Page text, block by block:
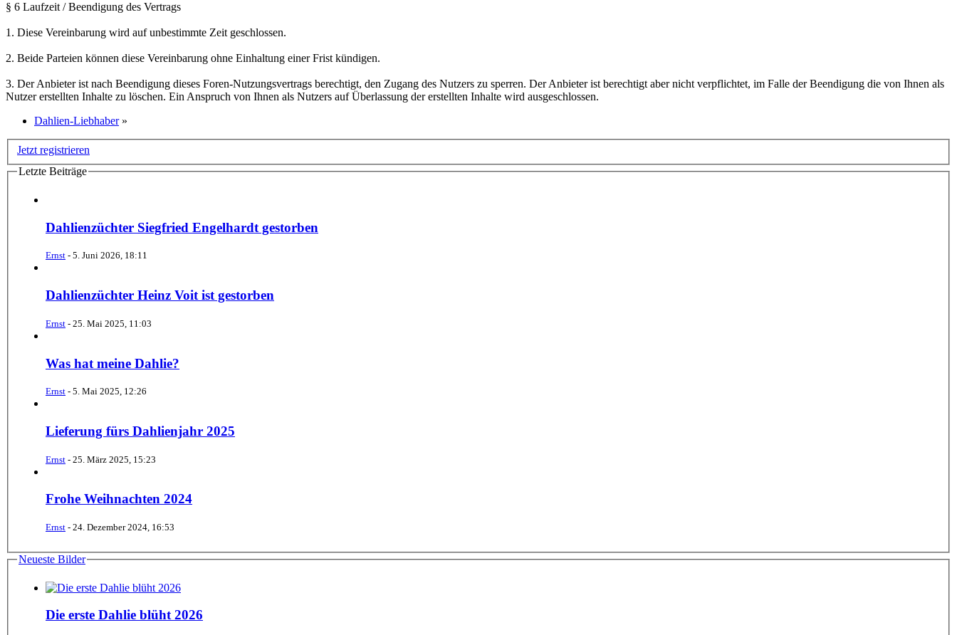
§ 6 Laufzeit / Beendigung des Vertrags
1. Diese Vereinbarung wird auf unbestimmte Zeit geschlossen.
2. Beide Parteien können diese Vereinbarung ohne Einhaltung einer Frist kündigen.
3. Der Anbieter ist nach Beendigung dieses Foren-Nutzungsvertrags berechtigt, den Zugang des Nutzers zu sperren. Der Anbieter ist berechtigt aber nicht verpflichtet, im Falle der Beendigung die von Ihnen als
Nutzer erstellten Inhalte zu löschen. Ein Anspruch von Ihnen als Nutzers auf Überlassung der erstellten Inhalte wird ausgeschlossen.
Dahlien-Liebhaber »
Jetzt registrieren
Letzte Beiträge
Dahlienzüchter Siegfried Engelhardt gestorben
Ernst - 5. Juni 2026, 18:11
Dahlienzüchter Heinz Voit ist gestorben
Ernst - 25. Mai 2025, 11:03
Was hat meine Dahlie?
Ernst - 5. Mai 2025, 12:26
Lieferung fürs Dahlienjahr 2025
Ernst - 25. März 2025, 15:23
Frohe Weihnachten 2024
Ernst - 24. Dezember 2024, 16:53
Neueste Bilder
Die erste Dahlie blüht 2026